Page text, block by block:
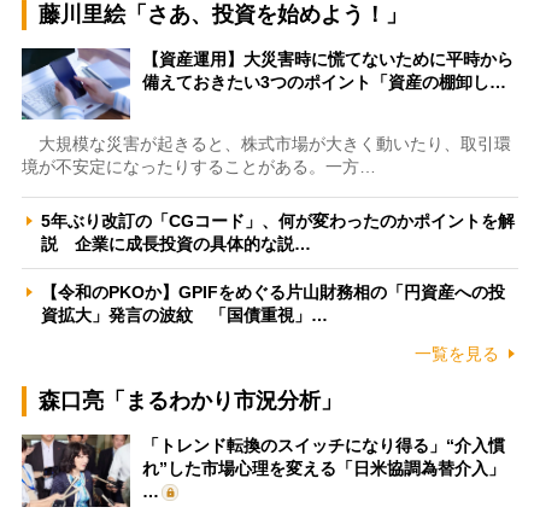
藤川里絵「さあ、投資を始めよう！」
【資産運用】大災害時に慌てないために平時から
備えておきたい3つのポイント「資産の棚卸し…
大規模な災害が起きると、株式市場が大きく動いたり、取引環
境が不安定になったりすることがある。一方…
5年ぶり改訂の「CGコード」、何が変わったのかポイントを解
説 企業に成長投資の具体的な説…
【令和のPKOか】GPIFをめぐる片山財務相の「円資産への投
資拡大」発言の波紋 「国債重視」…
一覧を見る
森口亮「まるわかり市況分析」
「トレンド転換のスイッチになり得る」“介入慣
れ”した市場心理を変える「日米協調為替介入」
…